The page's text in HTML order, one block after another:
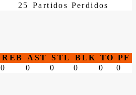
25 Partidos Perdidos
REB AST STL BLK TO PF
0 0 0 0 0 0